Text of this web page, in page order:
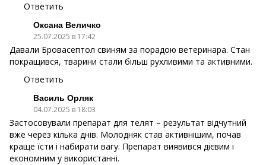
Ответить
Оксана Величко
25.07.2025 в 17:42
Давали Бровасептол свиням за порадою ветеринара. Стан
покращився, тварини стали більш рухливими та активними.
Ответить
Василь Орляк
04.07.2025 в 18:03
Застосовували препарат для телят – результат відчутний
вже через кілька днів. Молодняк став активнішим, почав
краще їсти і набирати вагу. Препарат виявився дієвим і
економним у використанні.